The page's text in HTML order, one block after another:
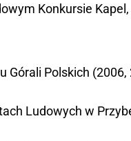
Konkursie
Górali Polskich (2006,
Ludowych w